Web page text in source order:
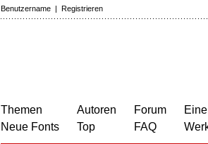
Benutzername | Registrieren
Themen
Neue Fonts
Autoren
Top
Forum
FAQ